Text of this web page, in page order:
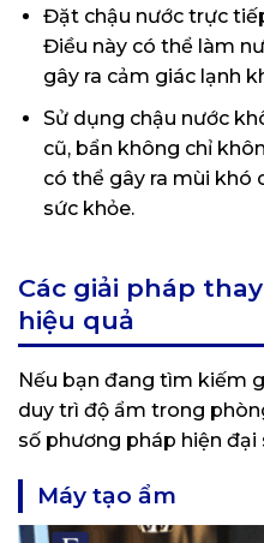
Đặt chậu nước trực
Điều này có thể làm
gây ra cảm giác lạnh
Sử dụng chậu nước
cũ, bẩn không chỉ
có thể gây ra mùi khó
sức khỏe.
Các giải pháp
hiệu quả
Nếu bạn đang tìm kiếm
duy trì độ ẩm trong
số phương pháp hiện đại
Máy tạo ẩm